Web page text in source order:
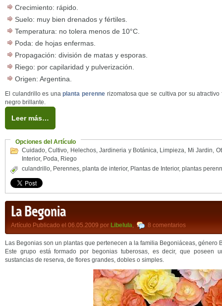
Crecimiento: rápido.
Suelo: muy bien drenados y fértiles.
Temperatura: no tolera menos de 10°C.
Poda: de hojas enfermas.
Propagación: división de matas y esporas.
Riego: por capilaridad y pulverización.
Origen: Argentina.
El culandrillo es unaplanta perenne rizomatosa que se cultiva por su
negro brillante.
Leer más…
Opciones del Artículo
Cuidado,Cultivo, Helechos,Jardineria y Botánica, Limpieza, Mi Jardin,
Interior, Poda, Riego
culandrillo, Perennes, planta de interior, Plantas de Interior, plantas
La Begonia
Artículo Publicado el 06.05.2009 por Libelula, 8 comentarios
Las Begonias son un plantas que pertenecen a la familia Begoniáceas, género
Este grupo está formado por begonias tuberosas, es decir, que poseen
sustancias de reserva, de flores grandes, dobles o simples.